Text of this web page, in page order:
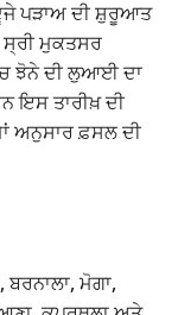
ਪੜਾਅ ਦੀ ਸ਼ੁਰੂਆਤ
ਸ੍ਰੀ ਮੁਕਤਸਰ
ਝੋਨੇ ਦੀ ਲੁਆਈ ਦਾ
ਇਸ ਤਾਰੀਖ਼ ਦੀ
ਅਨੁਸਾਰ ਫ਼ਸਲ ਦੀ
ਮੋਗਾ,